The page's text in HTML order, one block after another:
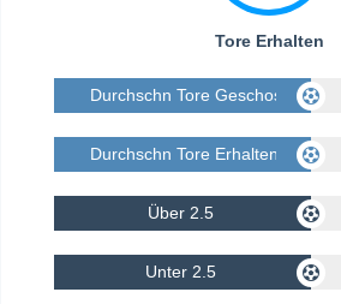
Tore Erhalten
Durchschn Tore Geschossen
Durchschn Tore Erhalten
Über 2.5
Unter 2.5